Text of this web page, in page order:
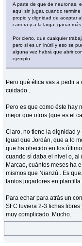
A parte de que de neuronas,
aquí sin jugar, cuando
propio y dignidad de aceptar
carrera y a la larga, ganar más
Por cierto, que cualquier
pero si es un inútil y eso se
alguna vez habrá que abrir
ejemplo.
Pero qué ética vas a pedir
cuidado...
Pero es que como éste hay
mejor que otros (que es el
Claro, no tiene la dignidad y
Igual que Jordán, que a lo
que ha ofrecido en los
cuando sí daba el nivel o, al
Marcao, cuántos meses ha
mismos que Nianzú.. Es
tantos jugadores en
Para echar para atrás un
SFC tuviera 2-3 fichas
muy complicado. Mucho.